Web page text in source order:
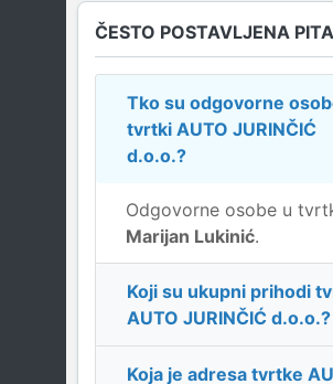
ČESTO POSTAVLJENA
Tko su odgovorne
tvrtki AUTO JURINČIĆ
d.o.o.?
Odgovorne osobe u
Marijan Lukinić.
Koji su ukupni prihodi
AUTO JURINČIĆ d.o.o.?
Koja je adresa tvrtke